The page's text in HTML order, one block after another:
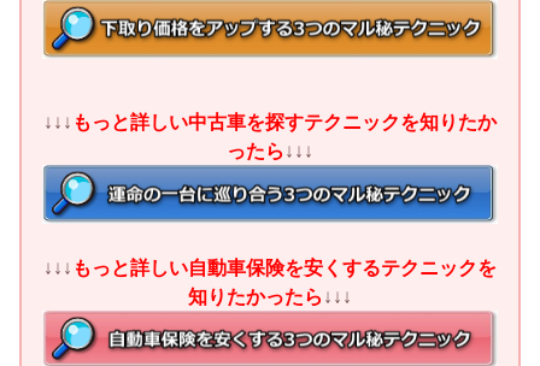
↓↓↓ もっと詳しい中古車を探すテクニックを知りたか
ったら ↓↓↓
↓↓↓ もっと詳しい自動車保険を安くするテクニックを
知りたかったら ↓↓↓